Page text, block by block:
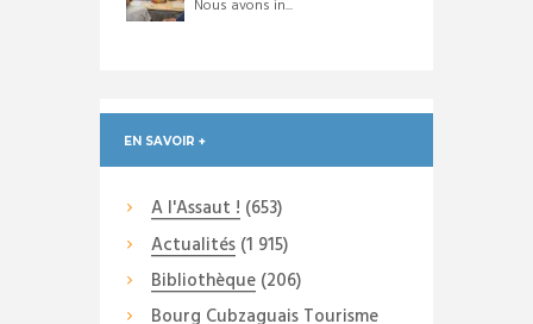
Nous avons in...
EN SAVOIR +
A l'Assaut ! (653)
Actualités(1 915)
Bibliothèque(206)
Bourg Cubzaguais Tourisme